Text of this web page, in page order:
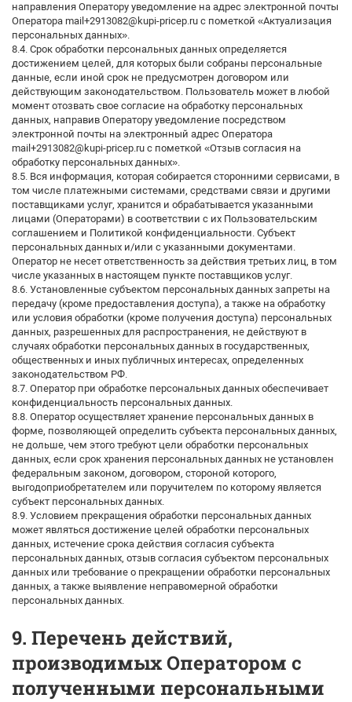
направления Оператору уведомление на адрес электронной почты
Оператора mail+2913082@kupi-pricep.ru с пометкой «Актуализация
персональных данных».
8.4. Срок обработки персональных данных определяется
достижением целей, для которых были собраны персональные
данные, если иной срок не предусмотрен договором или
действующим законодательством. Пользователь может в любой
момент отозвать свое согласие на обработку персональных
данных, направив Оператору уведомление посредством
электронной почты на электронный адрес Оператора
mail+2913082@kupi-pricep.ru с пометкой «Отзыв согласия на
обработку персональных данных».
8.5. Вся информация, которая собирается сторонними сервисами, в
том числе платежными системами, средствами связи и другими
поставщиками услуг, хранится и обрабатывается указанными
лицами (Операторами) в соответствии с их Пользовательским
соглашением и Политикой конфиденциальности. Субъект
персональных данных и/или с указанными документами.
Оператор не несет ответственность за действия третьих лиц, в том
числе указанных в настоящем пункте поставщиков услуг.
8.6. Установленные субъектом персональных данных запреты на
передачу (кроме предоставления доступа), а также на обработку
или условия обработки (кроме получения доступа) персональных
данных, разрешенных для распространения, не действуют в
случаях обработки персональных данных в государственных,
общественных и иных публичных интересах, определенных
законодательством РФ.
8.7. Оператор при обработке персональных данных обеспечивает
конфиденциальность персональных данных.
8.8. Оператор осуществляет хранение персональных данных в
форме, позволяющей определить субъекта персональных данных,
не дольше, чем этого требуют цели обработки персональных
данных, если срок хранения персональных данных не установлен
федеральным законом, договором, стороной которого,
выгодоприобретателем или поручителем по которому является
субъект персональных данных.
8.9. Условием прекращения обработки персональных данных
может являться достижение целей обработки персональных
данных, истечение срока действия согласия субъекта
персональных данных, отзыв согласия субъектом персональных
данных или требование о прекращении обработки персональных
данных, а также выявление неправомерной обработки
персональных данных.
9. Перечень действий,
производимых Оператором с
полученными персональными